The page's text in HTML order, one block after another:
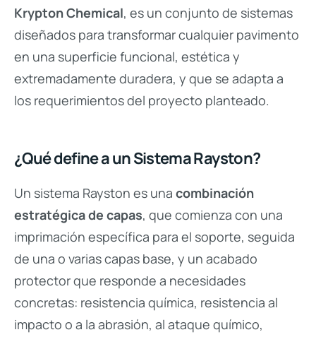
Krypton Chemical, es un conjunto de sistemas
diseñados para transformar cualquier pavimento
en una superficie funcional, estética y
extremadamente duradera, y que se adapta a
los requerimientos del proyecto planteado.
¿Qué define a un Sistema Rayston?
Un sistema Rayston es una combinación
estratégica de capas, que comienza con una
imprimación específica para el soporte, seguida
de una o varias capas base, y un acabado
protector que responde a necesidades
concretas: resistencia química, resistencia al
impacto o a la abrasión, al ataque químico,